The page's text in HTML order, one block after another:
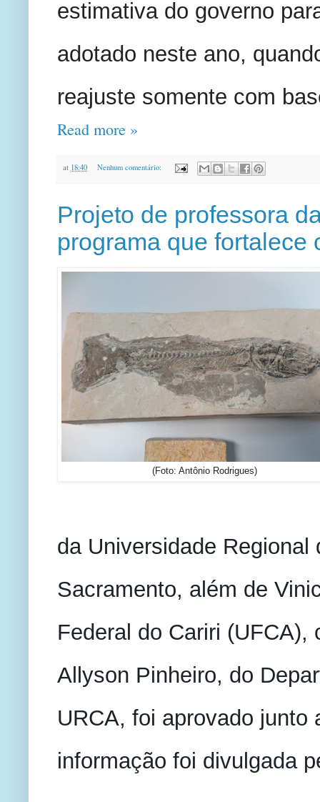
estimativa do governo
adotado neste ano,
reajuste somente com
Read more »
at 18:40 Nenhum comentário:
Projeto de professora
programa que fortalece
(Foto: Antônio Rodrigues)
da Universidade
Sacramento, além de
Federal do Cariri
Allyson Pinheiro, do
URCA, foi aprovado junto
informação foi divulgada